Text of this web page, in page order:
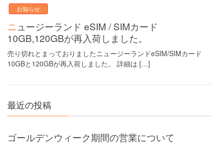
お知らせ
ニュージーランド eSIM / SIMカード
10GB,120GBが再入荷しました。
売り切れとまっておりましたニュージーランドeSIM/SIMカード
10GBと120GBが再入荷しました。 詳細は […]
最近の投稿
ゴールデンウィーク期間の営業について